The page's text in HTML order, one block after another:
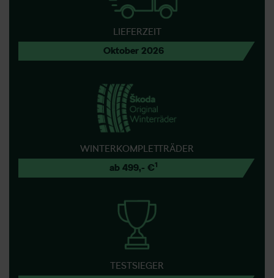
LIEFERZEIT
Oktober 2026
WINTERKOMPLETTRÄDER
ab 499,- €1
TESTSIEGER